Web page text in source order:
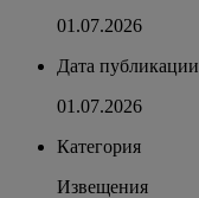
01.07.2026
Дата публикации
01.07.2026
Категория
Извещения